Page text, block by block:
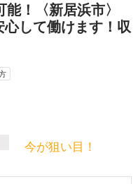
！〈新居浜市〉
して働けます！収
今が狙い目！